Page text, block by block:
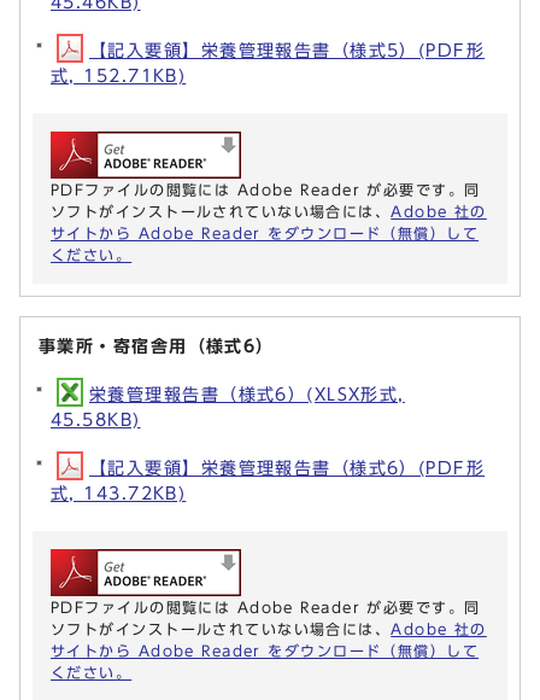
【記入要領】栄養管理報告書（様式5）(PDF形
式, 152.71KB)
PDFファイルの閲覧には Adobe Reader が必要です。同
ソフトがインストールされていない場合には、 Adobe 社の
サイトから Adobe Reader をダウンロード（無償）して
ください。
事業所・寄宿舎用（様式6）
栄養管理報告書（様式6）(XLSX形式,
45.58KB)
【記入要領】栄養管理報告書（様式6）(PDF形
式, 143.72KB)
PDFファイルの閲覧には Adobe Reader が必要です。同
ソフトがインストールされていない場合には、 Adobe 社の
サイトから Adobe Reader をダウンロード（無償）して
ください。